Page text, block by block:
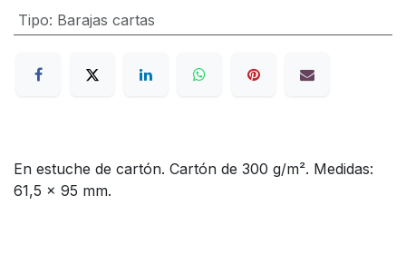
Tipo: Barajas cartas
En estuche de cartón. Cartón de 300 g/m². Medidas:
61,5 x 95 mm.